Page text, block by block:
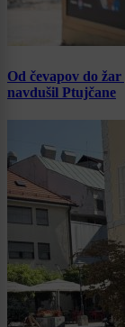
Od čevapov do
navdušil Ptujčane